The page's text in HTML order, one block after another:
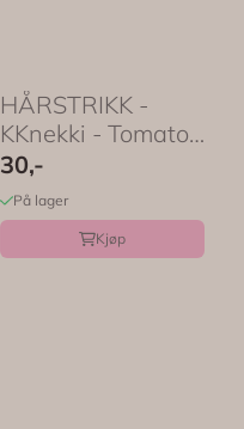
HÅRSTRIKK -
KKnekki - Tomato -
Bon Dep
30,-
På lager
Kjøp